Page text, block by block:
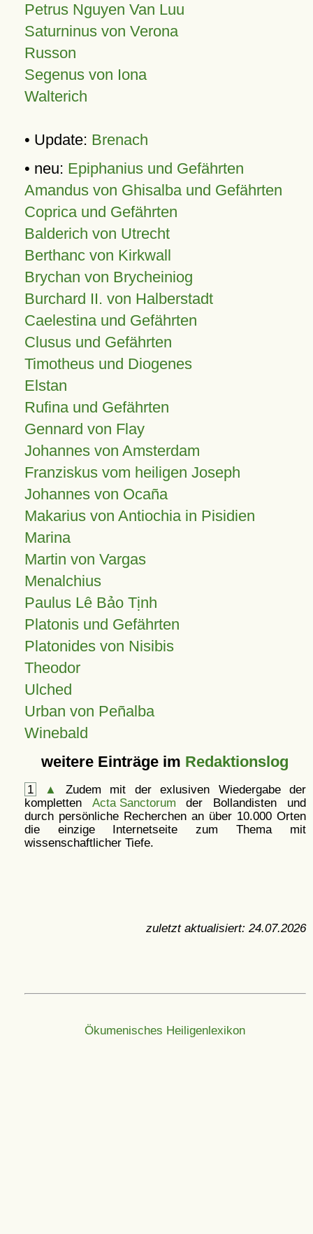
Petrus Nguyen Van Luu
Saturninus von Verona
Russon
Segenus von Iona
Walterich
• Update: Brenach
• neu: Epiphanius und Gefährten
Amandus von Ghisalba und Gefährten
Coprica und Gefährten
Balderich von Utrecht
Berthanc von Kirkwall
Brychan von Brycheiniog
Burchard II. von Halberstadt
Caelestina und Gefährten
Clusus und Gefährten
Timotheus und Diogenes
Elstan
Rufina und Gefährten
Gennard von Flay
Johannes von Amsterdam
Franziskus vom heiligen Joseph
Johannes von Ocaña
Makarius von Antiochia in Pisidien
Marina
Martin von Vargas
Menalchius
Paulus Lê Bảo Tịnh
Platonis und Gefährten
Platonides von Nisibis
Theodor
Ulched
Urban von Peñalba
Winebald
weitere Einträge im Redaktionslog
1 ▲
Zudem mit der exlusiven Wiedergabe der
kompletten Acta Sanctorum der Bollandisten und
durch persönliche Recherchen an über 10.000 Orten
die einzige Internetseite zum Thema mit
wissenschaftlicher Tiefe.
zuletzt aktualisiert: 24.07.2026
Ökumenisches Heiligenlexikon